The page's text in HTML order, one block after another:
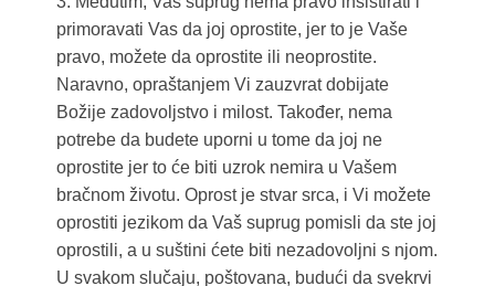
primoravati Vas da joj oprostite, jer to je Vaše
pravo, možete da oprostite ili neoprostite.
Naravno, opraštanjem Vi zauzvrat dobijate
Božije zadovoljstvo i milost. Također, nema
potrebe da budete uporni u tome da joj ne
oprostite jer to će biti uzrok nemira u Vašem
bračnom životu. Oprost je stvar srca, i Vi možete
oprostiti jezikom da Vaš suprug pomisli da ste joj
oprostili, a u suštini ćete biti nezadovoljni s njom.
U svakom slučaju, poštovana, budući da svekrvi